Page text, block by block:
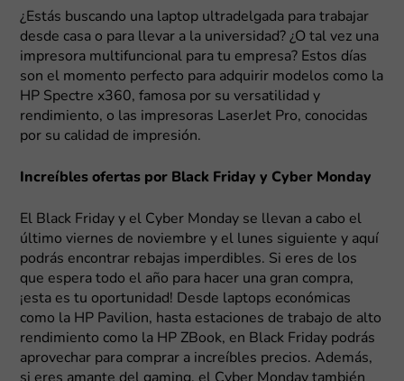
¿Estás buscando una laptop ultradelgada para trabajar
desde casa o para llevar a la universidad? ¿O tal vez una
impresora multifuncional para tu empresa? Estos días
son el momento perfecto para adquirir modelos como la
HP Spectre x360, famosa por su versatilidad y
rendimiento, o las impresoras LaserJet Pro, conocidas
por su calidad de impresión.
Increíbles ofertas por Black Friday y Cyber Monday
El Black Friday y el Cyber Monday se llevan a cabo el
último viernes de noviembre y el lunes siguiente y aquí
podrás encontrar rebajas imperdibles. Si eres de los
que espera todo el año para hacer una gran compra,
¡esta es tu oportunidad! Desde laptops económicas
como la HP Pavilion, hasta estaciones de trabajo de alto
rendimiento como la HP ZBook, en Black Friday podrás
aprovechar para comprar a increíbles precios. Además,